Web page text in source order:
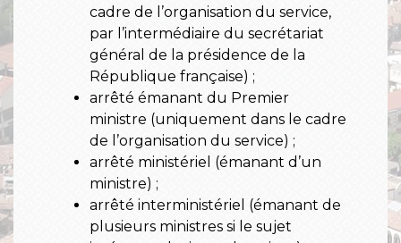
cadre de l’organisation du service,
par l’intermédiaire du secrétariat
général de la présidence de la
République française) ;
arrêté émanant du Premier
ministre (uniquement dans le cadre
de l’organisation du service) ;
arrêté ministériel (émanant d’un
ministre) ;
arrêté interministériel (émanant de
plusieurs ministres si le sujet